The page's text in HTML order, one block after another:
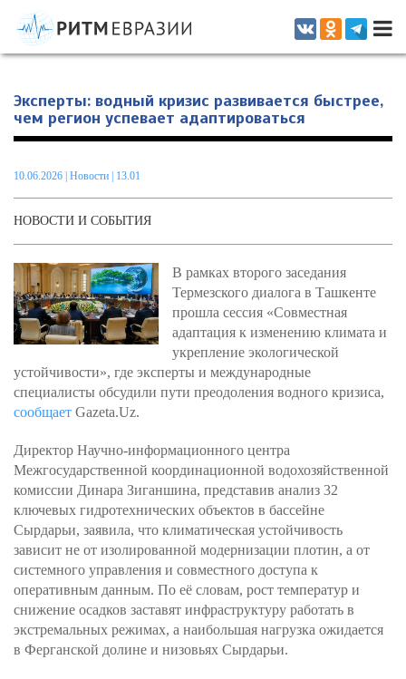
Информационно-аналитическое издание, посвященное актуальным
проблемам интеграции на постсоветском пространстве
Эксперты: водный кризис развивается быстрее,
чем регион успевает адаптироваться
10.06.2026 Новости | 13.01
НОВОСТИ И СОБЫТИЯ
В рамках второго заседания
Термезского диалога в Ташкенте
прошла сессия «Совместная
адаптация к изменению климата и
укрепление экологической
устойчивости», где эксперты и международные
специалисты обсудили пути преодоления водного кризиса,
сообщает Gazeta.Uz.
Директор Научно-информационного центра
Межгосударственной координационной водохозяйственной
комиссии Динара Зиганшина, представив анализ 32
ключевых гидротехнических объектов в бассейне
Сырдарьи, заявила, что климатическая устойчивость
зависит не от изолированной модернизации плотин, а от
системного управления и совместного доступа к
оперативным данным. По её словам, рост температур и
снижение осадков заставят инфраструктуру работать в
экстремальных режимах, а наибольшая нагрузка ожидается
в Ферганской долине и низовьях Сырдарьи.